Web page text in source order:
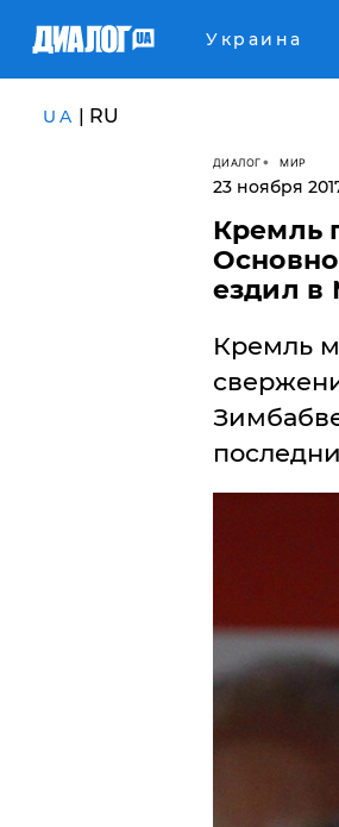
Украина
UA | RU
ДИАЛОГ МИР
23 ноября
Кремль
ездил в
​Кремль